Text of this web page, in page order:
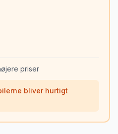
priser
bliver hurtigt